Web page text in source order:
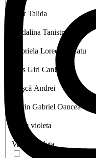
Faur Talida
Madalina Tanistru
Gabriela Loredana Catu
This Girl Can!
Trașcă Andrei
Florin Gabriel Oancea
preda violeta
Vasile Violeta